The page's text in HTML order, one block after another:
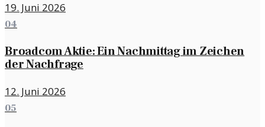
19. Juni 2026
04
Broadcom Aktie: Ein Nachmittag im Zeichen
der Nachfrage
12. Juni 2026
05